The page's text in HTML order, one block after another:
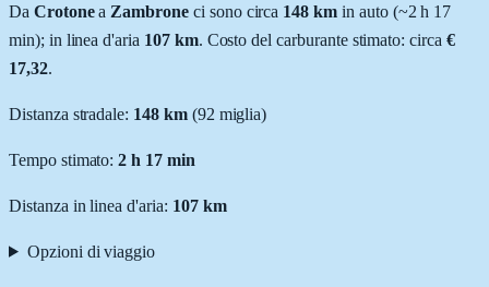
Da Crotonea Zambrone ci sono circa 148 km in auto (~2 h 17
min); in linea d'aria 107km. Costo del carburante stimato: circa €
17,32.
Distanza stradale: 148km (92 miglia)
Tempo stimato:2 h 17 min
Distanza in linea d'aria: 107km
Opzioni di viaggio